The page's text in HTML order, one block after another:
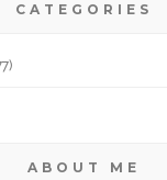
CATEGORIES
ABOUT ME